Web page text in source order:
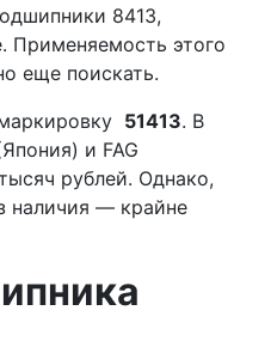
8413,
Применяемость этого
еще поискать.
51413. В
и FAG
рублей. Однако,
наличия — крайне